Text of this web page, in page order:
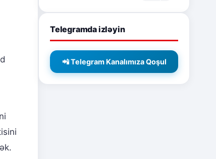
Telegramda izləyin
📲 Telegram Kanalımıza Qoşul